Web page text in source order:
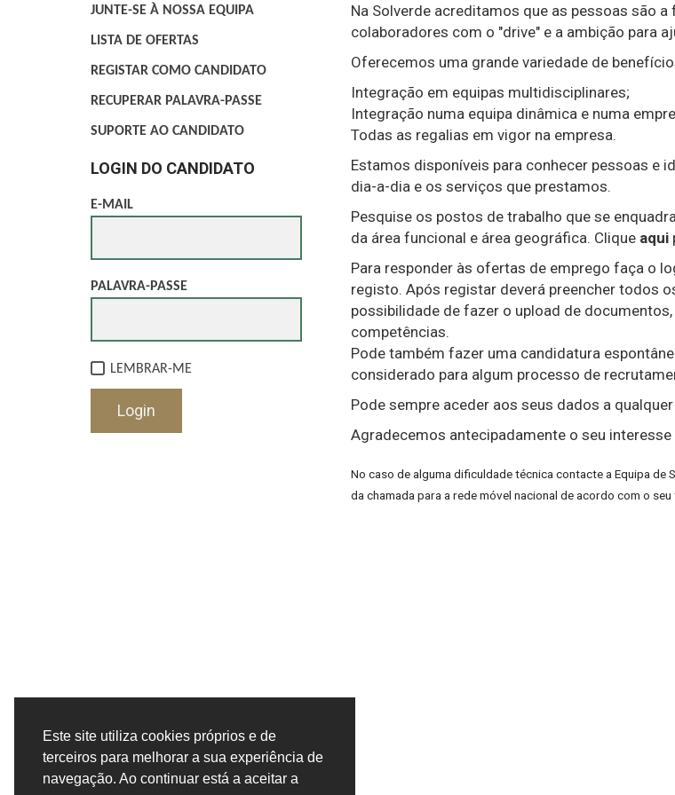
JUNTE-SE À NOSSA EQUIPA
LISTA DE OFERTAS
REGISTAR COMO CANDIDATO
RECUPERAR PALAVRA-PASSE
SUPORTE AO CANDIDATO
LOGIN DO CANDIDATO
E-MAIL
PALAVRA-PASSE
LEMBRAR-ME
Na Solverde acreditamos que as pessoas são
colaboradores com o "drive" e a ambição para
Oferecemos uma grande variedade de
Integração em equipas multidisciplinares;
Integração numa equipa dinâmica e numa
Todas as regalias em vigor na empresa.
Estamos disponíveis para conhecer pessoas e
dia-a-dia e os serviços que prestamos.
Pesquise os postos de trabalho que se
da área funcional e área geográfica. Clique aqui
Para responder às ofertas de emprego faça o
registo. Após registar deverá preencher todos
possibilidade de fazer o upload de
competências.
Pode também fazer uma candidatura
considerado para algum processo de
Pode sempre aceder aos seus dados a
Agradecemos antecipadamente o seu
No caso de alguma dificuldade técnica contacte a Equipa de
da chamada para a rede móvel nacional de acordo com o seu
Este site utiliza cookies próprios e de
terceiros para melhorar a sua experiência de
navegação. Ao continuar está a aceitar a